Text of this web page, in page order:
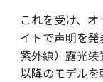
これを受け、
イトで声明を
紫外線）露光
以降のモデル